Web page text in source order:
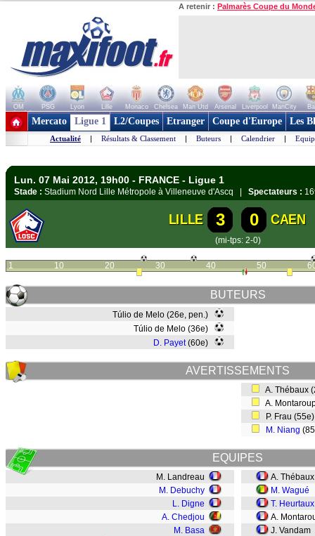
A retenir : Palmarès Coupe du
OM PSG Lyon Lille Monaco Chelsea Man Utd Arsenal Liverpool ManCity
+ de clubs
Mercato Ligue 1 L2/Coupes Etranger Coupe d'Europe Les
Actualité | Résultats & Classement | Buteurs | Calendrier |
Lun. 07 Mai 2012, 19h00 - FRANCE - Ligue 1
Stade : Stadium Nord Lille Métropole à Villeneuve d'Ascq | Spectateurs :
LILLE 3 0 CAEN
(mi-tps: 2-0)
1 10 20 30 40 50
BUTEURS
Túlio de Melo (26e, pen.)
Túlio de Melo (36e)
D. Payet(60e)
AVERTISSEMENTS
A. Thébaux
A.
P. Frau
M. Niang
EQUIPES
M. Landreau
M. Debuchy
L. Digne
A. Chedjou
M. Basa
A. Thébaux
M. Wagué
T. Heurtaux
A.
J. Vandam